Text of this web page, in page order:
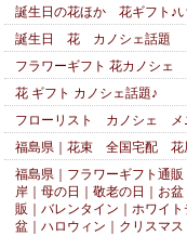
誕生日の花ほか 花ギフト♪
誕生日 花 カノシェ話題
フラワーギフト 花カノシェ
花 ギフト カノシェ話題♪
フローリスト カノシェ メ
福島県｜花束 全国宅配 花
福島県｜フラワーギフト通
岸｜母の日｜敬老の日｜お
販｜バレンタイン｜ホワイ
盆｜ハロウィン｜クリスマス